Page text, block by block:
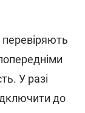
перевіряють
У разі
до